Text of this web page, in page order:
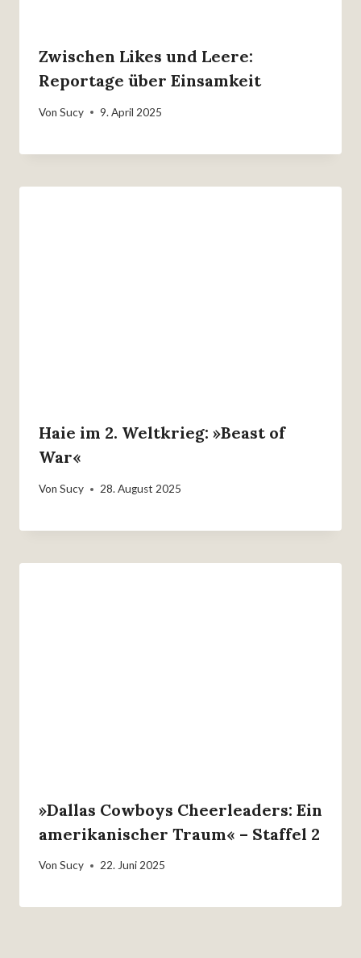
Zwischen Likes und Leere:
Reportage über Einsamkeit
Von Sucy 9. April 2025
Haie im 2. Weltkrieg: »Beast of
War«
Von Sucy 28. August 2025
»Dallas Cowboys Cheerleaders: Ein
amerikanischer Traum« – Staffel 2
Von Sucy 22. Juni 2025